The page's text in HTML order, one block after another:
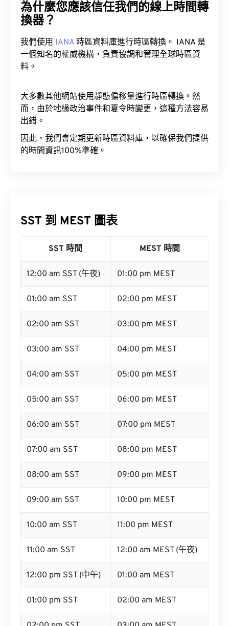
為什麼您應該信任我們的線上時間轉
換器？
我們使用 IANA 時區資料庫進行時區轉換。 IANA 是
一個知名的權威機構，負責協調和管理全球時區資
料。
大多數其他網站使用靜態偏移量進行時區轉換。然
而，由於地緣政治事件和夏令時變更，這種方法容易
出錯。
因此，我們會定期更新時區資料庫，以確保我們提供
的時間資訊100%準確。
SST 到 MEST 圖表
SST 時間 MEST 時間
12:00 am SST (午夜) 01:00 pm MEST
01:00 am SST 02:00 pm MEST
02:00 am SST 03:00 pm MEST
03:00 am SST 04:00 pm MEST
04:00 am SST 05:00 pm MEST
05:00 am SST 06:00 pm MEST
06:00 am SST 07:00 pm MEST
07:00 am SST 08:00 pm MEST
08:00 am SST 09:00 pm MEST
09:00 am SST 10:00 pm MEST
10:00 am SST 11:00 pm MEST
11:00 am SST 12:00 am MEST (午夜)
12:00 pm SST (中午) 01:00 am MEST
01:00 pm SST 02:00 am MEST